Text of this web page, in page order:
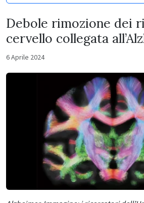
Debole rimozione dei
cervello collegata
6 Aprile 2024